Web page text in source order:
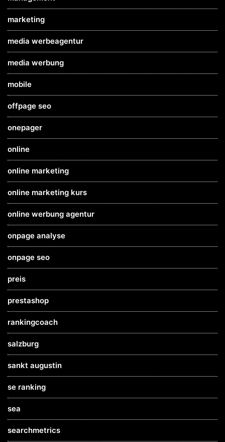
marketing
media werbeagentur
media werbung
mobile
offpage seo
onepager
online
online marketing
online marketing kurs
online werbung agentur
onpage analyse
onpage seo
preis
prestashop
rankingcoach
salzburg
sankt augustin
se ranking
sea
searchmetrics